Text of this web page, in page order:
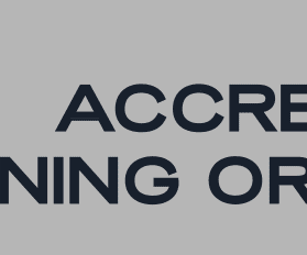
MicrosoftApplicationsTelemetryDeviceId
MicrosoftApplicationsTelemetryFirstLaunchTime
perf_*